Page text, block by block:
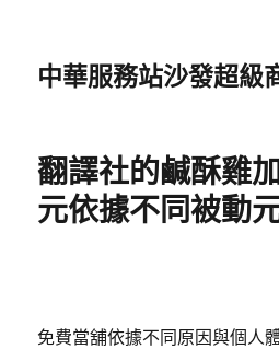
中華服務站沙發超級
翻譯社的鹹酥雞
元依據不同被動
免費當舖依據不同原因與個人